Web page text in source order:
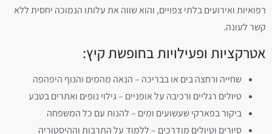
רפואיות ואירועים בלתי צפויים, והוא שווה את עלותו הנמוכה יחסית ללא
קשר לעונה.
אטרקציות ופעילויות בחופשת קיץ:
שחייה ורחצה בים או בבריכה – הנאה מהמים והנוף היפהפה
טיולים רגליים ורכיבה על אופניים – גילוי נופים ואתרים בטבע
ביקור בפארקי שעשועים ומים – להנות עם כל המשפחה
סיורים וטיולים מודרכים – ללמוד על התרבות וההיסטוריה